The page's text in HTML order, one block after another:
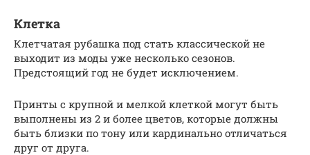
Клетка
Клетчатая рубашка под стать классической не
выходит из моды уже несколько сезонов.
Предстоящий год не будет исключением.
Принты с крупной и мелкой клеткой могут быть
выполнены из 2 и более цветов, которые должны
быть близки по тону или кардинально отличаться
друг от друга.